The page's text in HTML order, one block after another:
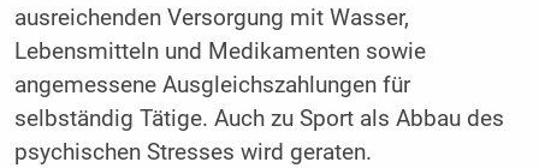
ausreichenden Versorgung mit Wasser,
Lebensmitteln und Medikamenten sowie
angemessene Ausgleichszahlungen für
selbständig Tätige. Auch zu Sport als Abbau des
psychischen Stresses wird geraten.